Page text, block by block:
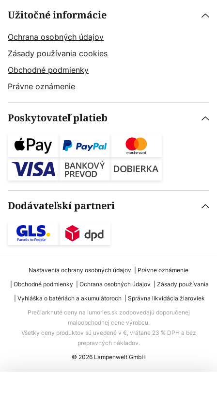
Užitočné informácie
Ochrana osobných údajov
Zásady používania cookies
Obchodné podmienky
Právne oznámenie
Poskytovateľ platieb
Dodávateľskí partneri
Nastavenia ochrany osobných údajov
Právne oznámenie
Obchodné podmienky
Ochrana osobných údajov
Zásady používania
Vyhláška o batériách a akumulátoroch
Správna likvidácia žiaroviek
Prečiarknuté ceny na lumories.sk zodpovedajú doporučenej
maloobchodnej cene výrobcu.
Všetky ceny produktov sú uvedené v €, vrátane 23 % DPH a bez
prepravných nákladov.
© 2026 Lampenwelt GmbH